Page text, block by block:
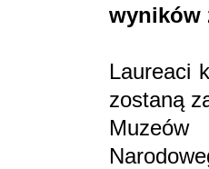
wyników
Laureaci
zostaną
Muzeów